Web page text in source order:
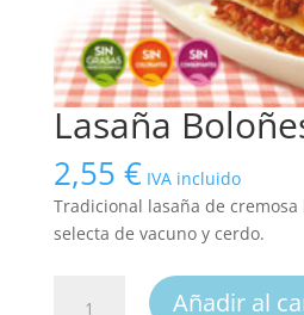
Lasaña
2,55 € IVA incluido
Tradicional lasaña de
selecta de vacuno y cerdo.
Añadir al